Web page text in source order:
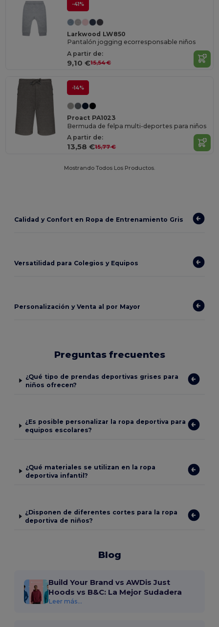
-41%
Larkwood LW850
Pantalón jogging ecorresponsable niños
A partir de:
9,10 €15,54 €
-14%
Proact PA1023
Bermuda de felpa multi-deportes para niños
A partir de:
13,58 €15,77 €
Mostrando Todos Los Productos.
Calidad y Confort en Ropa de Entrenamiento Gris
Versatilidad para Colegios y Equipos
Personalización y Venta al por Mayor
Preguntas frecuentes
¿Qué tipo de prendas deportivas grises para
niños ofrecen?
¿Es posible personalizar la ropa deportiva para
equipos escolares?
¿Qué materiales se utilizan en la ropa
deportiva infantil?
¿Disponen de diferentes cortes para la ropa
deportiva de niños?
Blog
Build Your Brand vs AWDis Just
Hoods vs B&C: La Mejor Sudadera
Leer más...